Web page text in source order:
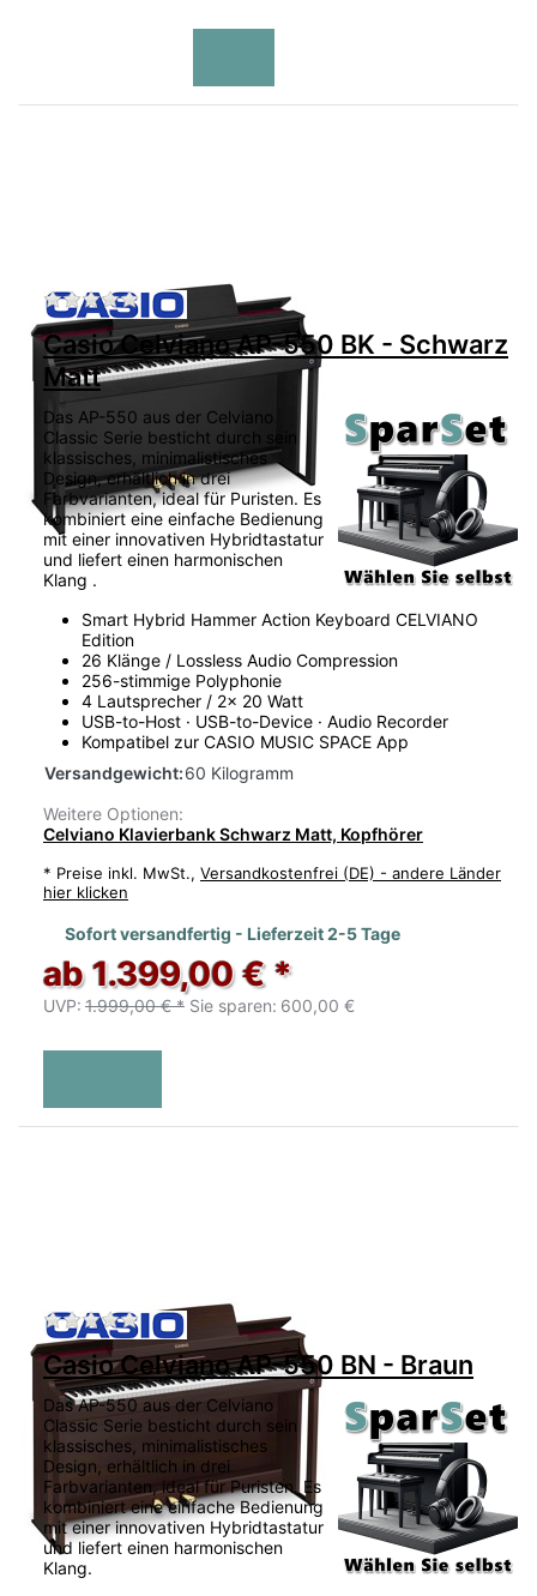
Zu diesem Produkt liegen noch keine
Casio Celviano AP-550 BK - Schwarz
Matt
Das AP-550 aus der Celviano
Classic Serie besticht durch sein
klassisches, minimalistisches
Design, erhältlich in drei
Farbvarianten, ideal für Puristen. Es
kombiniert eine einfache Bedienung
mit einer innovativen Hybridtastatur
und liefert einen harmonischen
Klang .
Smart Hybrid Hammer Action Keyboard CELVIANO
Edition
26 Klänge / Lossless Audio Compression
256-stimmige Polyphonie
4 Lautsprecher / 2x 20 Watt
USB-to-Host · USB-to-Device · Audio Recorder
Kompatibel zur CASIO MUSIC SPACE App
Versandgewicht:60 Kilogramm
Weitere Optionen:
Celviano Klavierbank Schwarz Matt, Kopfhörer
* Preise inkl. MwSt., Versandkostenfrei (DE) - andere Länder
hier klicken
Sofort versandfertig - Lieferzeit 2-5 Tage
ab 1.399,00 € *
UVP: 1.999,00 € * Sie sparen: 600,00 €
Zu diesem Produkt liegen noch keine
Casio Celviano AP-550 BN - Braun
Das AP-550 aus der Celviano
Classic Serie besticht durch sein
klassisches, minimalistisches
Design, erhältlich in drei
Farbvarianten, ideal für Puristen. Es
kombiniert eine einfache Bedienung
mit einer innovativen Hybridtastatur
und liefert einen harmonischen
Klang.